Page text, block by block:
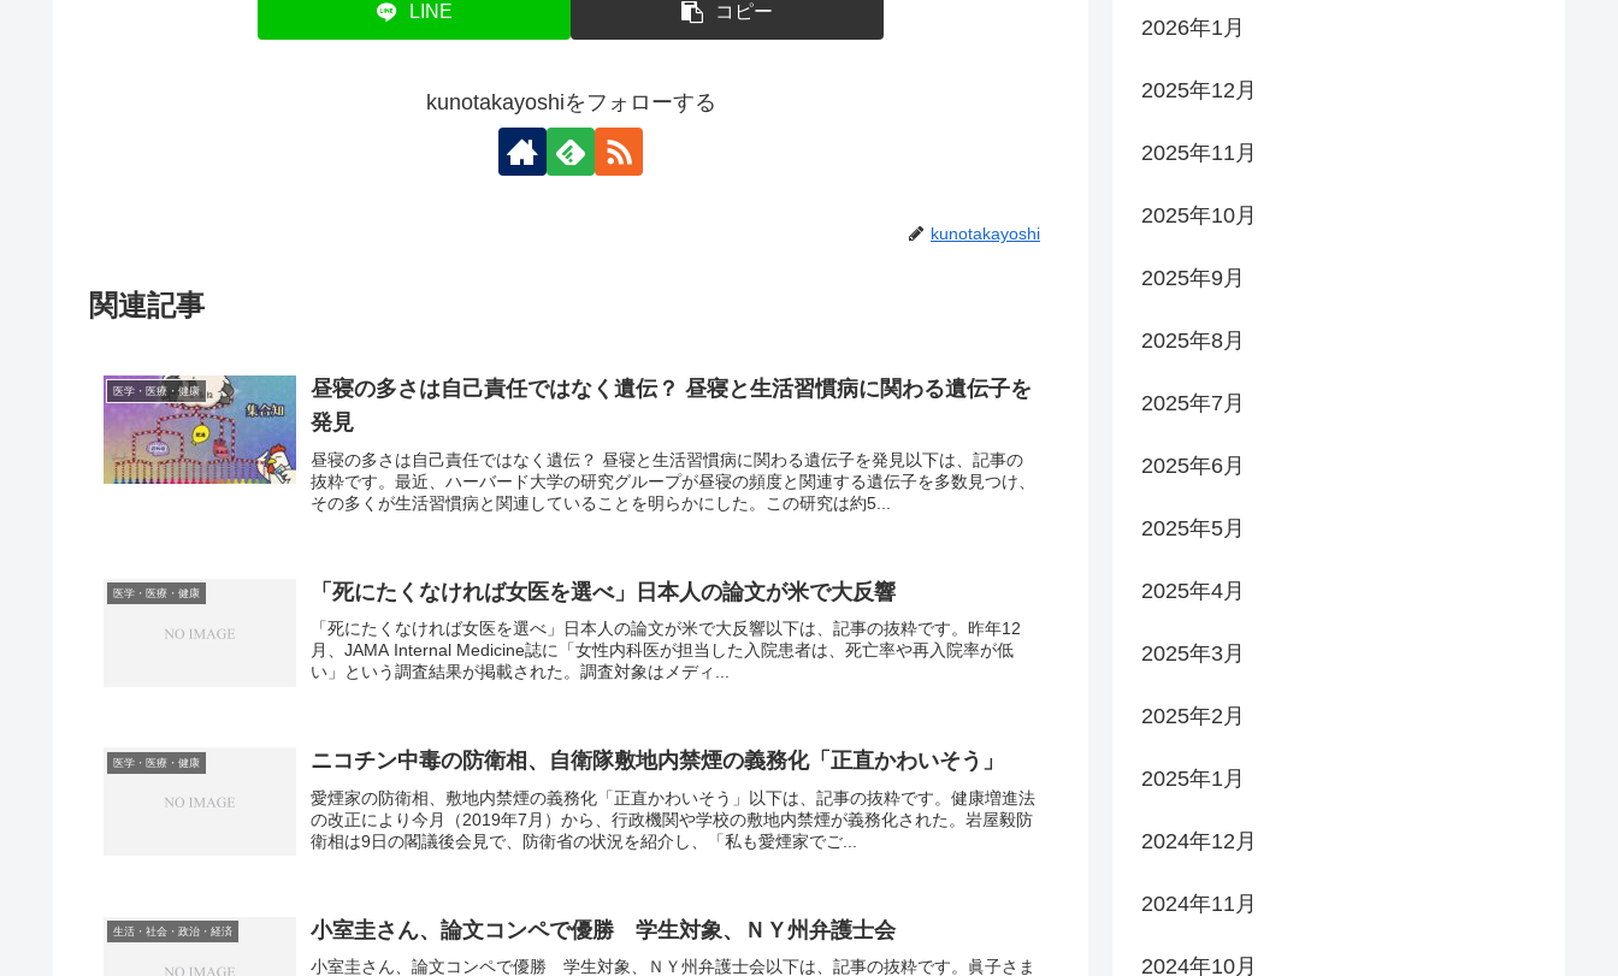
LINE コピー
kunotakayoshiをフォローする
kunotakayoshi
関連記事
医学・医療・健康
昼寝の多さは自己責任ではなく遺伝？ 昼寝と生活習慣病に関わる遺伝子を
発見
昼寝の多さは自己責任ではなく遺伝？ 昼寝と生活習慣病に関わる遺伝子を発見以下は、記事の
抜粋です。最近、ハーバード大学の研究グループが昼寝の頻度と関連する遺伝子を多数見つけ、
その多くが生活習慣病と関連していることを明らかにした。この研究は約5...
医学・医療・健康 「死にたくなければ女医を選べ」日本人の論文が米で大反響
「死にたくなければ女医を選べ」日本人の論文が米で大反響以下は、記事の抜粋です。昨年12
月、JAMA Internal Medicine誌に「女性内科医が担当した入院患者は、死亡率や再入院率が低
い」という調査結果が掲載された。調査対象はメディ...
医学・医療・健康 ニコチン中毒の防衛相、自衛隊敷地内禁煙の義務化「正直かわいそう」
愛煙家の防衛相、敷地内禁煙の義務化「正直かわいそう」以下は、記事の抜粋です。健康増進法
の改正により今月（2019年7月）から、行政機関や学校の敷地内禁煙が義務化された。岩屋毅防
衛相は9日の閣議後会見で、防衛省の状況を紹介し、「私も愛煙家でご...
生活・社会・政治・経済 小室圭さん、論文コンペで優勝 学生対象、ＮＹ州弁護士会
小室圭さん、論文コンペで優勝 学生対象、ＮＹ州弁護士会以下は、記事の抜粋です。眞子さま
2026年1月
2025年12月
2025年11月
2025年10月
2025年9月
2025年8月
2025年7月
2025年6月
2025年5月
2025年4月
2025年3月
2025年2月
2025年1月
2024年12月
2024年11月
2024年10月